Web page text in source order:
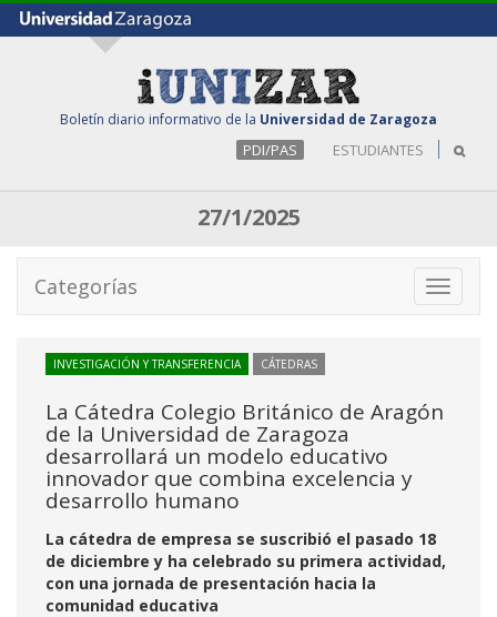
Boletín diario informativo de la Universidad de Zaragoza
PDI/PAS ESTUDIANTES
27/1/2025
Toggle
Categorías
INVESTIGACIÓN Y TRANSFERENCIA CÁTEDRAS
La Cátedra Colegio Británico de Aragón
de la Universidad de Zaragoza
desarrollará un modelo educativo
innovador que combina excelencia y
desarrollo humano
La cátedra de empresa se suscribió el pasado 18
de diciembre y ha celebrado su primera actividad,
con una jornada de presentación hacia la
comunidad educativa